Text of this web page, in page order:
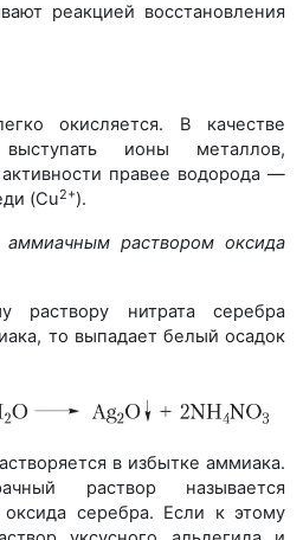
реакцией восстановления
окисляется. В качестве
ионы металлов,
правее водорода —
(Cu2+).
аммиачным раствором оксида
раствору нитрата серебра
то выпадает белый осадок
в избытке аммиака.
раствор называется
серебра. Если к этому